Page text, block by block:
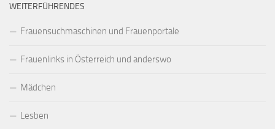
WEITERFÜHRENDES
Frauensuchmaschinen und Frauenportale
Frauenlinks in Österreich und anderswo
Mädchen
Lesben